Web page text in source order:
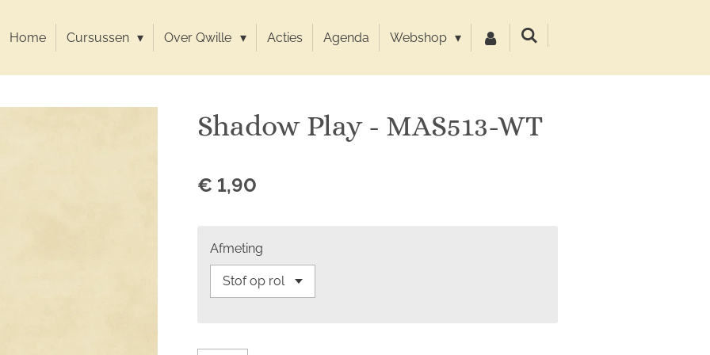
Home Cursussen Over Qwille Acties Agenda Webshop
Shadow Play - MAS513-WT
€ 1,90
Afmeting